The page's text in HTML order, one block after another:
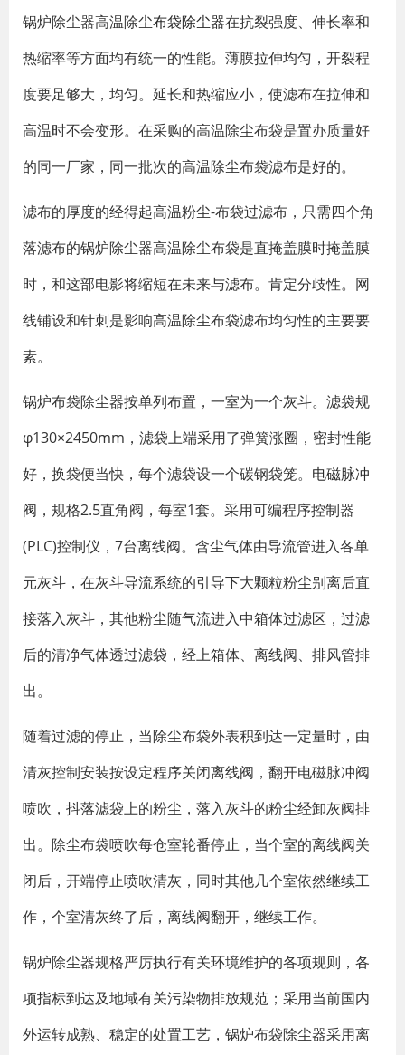
锅炉除尘器高温除尘布袋除尘器在抗裂强度、伸长率和
热缩率等方面均有统一的性能。薄膜拉伸均匀，开裂程
度要足够大，均匀。延长和热缩应小，使滤布在拉伸和
高温时不会变形。在采购的高温除尘布袋是置办质量好
的同一厂家，同一批次的高温除尘布袋滤布是好的。
滤布的厚度的经得起高温粉尘-布袋过滤布，只需四个角
落滤布的锅炉除尘器高温除尘布袋是直掩盖膜时掩盖膜
时，和这部电影将缩短在未来与滤布。肯定分歧性。网
线铺设和针刺是影响高温除尘布袋滤布均匀性的主要要
素。
锅炉布袋除尘器按单列布置，一室为一个灰斗。滤袋规
φ130×2450mm，滤袋上端采用了弹簧涨圈，密封性能
好，换袋便当快，每个滤袋设一个碳钢袋笼。 电磁脉冲
阀 ，规格2.5直角阀，每室1套。采用可编程序控制器
(PLC)控制仪，7台离线阀。含尘气体由导流管进入各单
元灰斗，在灰斗导流系统的引导下大颗粒粉尘别离后直
接落入灰斗，其他粉尘随气流进入中箱体过滤区，过滤
后的清净气体透过滤袋，经上箱体、离线阀、排风管排
出。
随着过滤的停止，当除尘布袋外表积到达一定量时，由
清灰控制安装按设定程序关闭离线阀，翻开电磁脉冲阀
喷吹，抖落滤袋上的粉尘，落入灰斗的粉尘经卸灰阀排
出。除尘布袋喷吹每仓室轮番停止，当个室的离线阀关
闭后，开端停止喷吹清灰，同时其他几个室依然继续工
作，个室清灰终了后，离线阀翻开，继续工作。
锅炉除尘器规格严厉执行有关环境维护的各项规则，各
项指标到达及地域有关污染物排放规范；采用当前国内
外运转成熟、稳定的处置工艺，锅炉布袋除尘器采用离